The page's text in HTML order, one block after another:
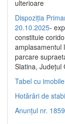
ulterioare
Dispoziția
20.10.2025-
constituie
amplasamentul
parcare
Slatina, Județul
Tabel cu
Hotărâri de
Anunțul nr.